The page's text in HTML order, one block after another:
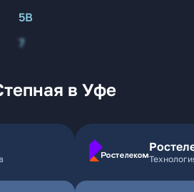
5В
7
в Уфе